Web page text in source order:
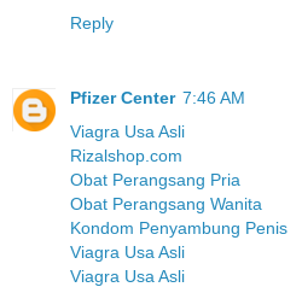
Reply
Pfizer Center 7:46 AM
Viagra Usa Asli
Rizalshop.com
Obat Perangsang Pria
Obat Perangsang Wanita
Kondom Penyambung Penis
Viagra Usa Asli
Viagra Usa Asli